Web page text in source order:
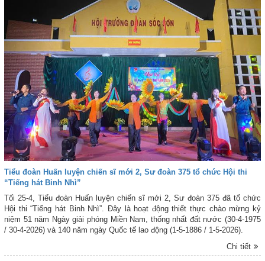
Tiểu đoàn Huấn luyện chiến sĩ mới 2, Sư đoàn 375 tổ chức Hội thi
“Tiếng hát Binh Nhì”
Tối 25-4, Tiểu đoàn Huấn luyện chiến sĩ mới 2, Sư đoàn 375 đã tổ chức
Hội thi “Tiếng hát Binh Nhì”. Đây là hoạt động thiết thực chào mừng kỷ
niệm 51 năm Ngày giải phóng Miền Nam, thống nhất đất nước (30-4-1975
/ 30-4-2026) và 140 năm ngày Quốc tế lao động (1-5-1886 / 1-5-2026).
Chi tiết